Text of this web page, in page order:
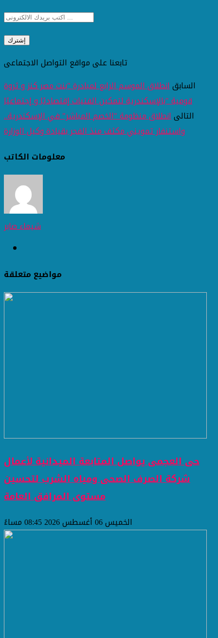
تابعنا على مواقع التواصل الاجتماعى
السابقانطلاق الموسم الرابع لمبادرة "بنت مصر كنز و ثروة
قومية "بالإسكندرية لتمكين الفتيات إقتصاديًا و إجتماعيًا
التالىانطلاق منظومة "الخصم المباشر" في الإسكندرية..
واستنفار تمويني مكثف منذ الفجر بقيادة وكيل الوزارة
معلومات الكاتب
شيماء صابر
مواضيع متعلقة
حى العجمى يواصل المتابعة الميدانية لأعمال
شركة الصرف الصحى ومياه الشرب لتحسين
مستوى المرافق العامة
الخميس 06 أغسطس 2026 08:45 مساءً